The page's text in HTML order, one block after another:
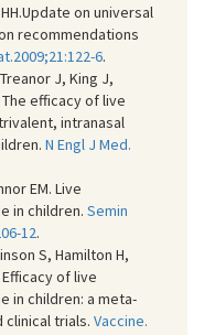
on universal
recommendations
6.
J, King J,
efficacy of live
intranasal
N Engl J Med.
EM. Live
in children. Semin
12.
S, Hamilton H,
Efficacy of live
in children: a meta-
clinical trials. Vaccine.